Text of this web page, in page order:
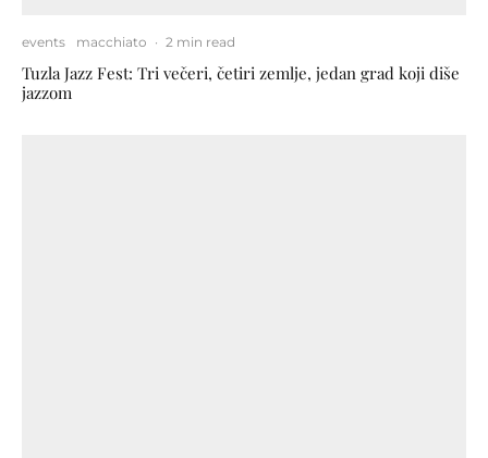
events macchiato · 2 min read
Tuzla Jazz Fest: Tri večeri, četiri zemlje, jedan grad koji diše
jazzom